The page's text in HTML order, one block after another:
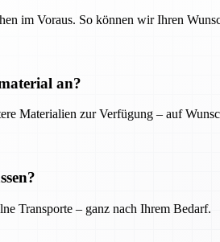
im Voraus. So können wir Ihren
an?
Materialien zur Verfügung – auf
Transporte – ganz nach Ihrem Bedarf.